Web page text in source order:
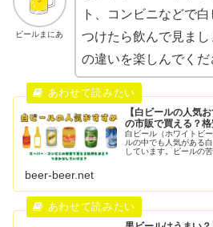
ビールまにあ
ト、コンビニなどで
つけたら飲んで見ま
の違いを楽しんでくだ
【白ビールの人気
の市販で買える？格
白ビール（ホワイトビ
ルの中でも人気がある
しています。ビールの
beer-beer.net